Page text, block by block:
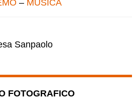
– MUSICA
Sanpaolo
FOTOGRAFICO